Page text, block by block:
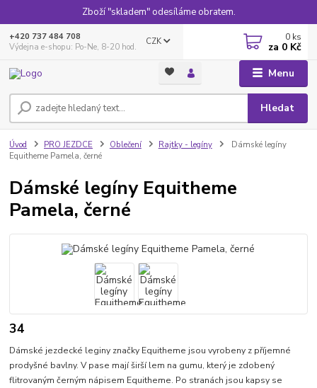
Zboží "skladem" odesíláme obratem.
Menu
CZK
Hledat
+420 737 484 708
Výdejna e-shopu: Po-Ne, 8-20 hod.
0 ks
za 0 Kč
Úvod PRO JEZDCE Oblečení Rajtky - legíny
Dámské legíny
Equitheme Pamela, černé
Dámské legíny Equitheme
Pamela, černé
34
Dámské jezdecké leginy značky Equitheme jsou vyrobeny z příjemné
prodyšné bavlny. V pase mají širší lem na gumu, který je zdobený
flitrovaným černým nápisem Equitheme. Po stranách jsou kapsy se